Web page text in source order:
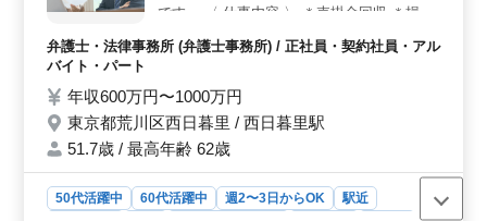
するための柔軟な対応も可能です。 ＜ベテラン層の
期待される一方で、若手スタッフの成長も重視されてい
ます。チーム全体での連携や知識の共有を通じて、若手
メンバーのスキルアップをサポートすることで、組織全
体の力を高めています。
です。 〈 仕事内容 〉 ＊売掛金回収 ＊損害
社経営上の諸問題 ＊顧問契約 〈 特徴 〉 ・
以上新規採用実績あり ・最寄り駅から徒歩1
分 担当事件は今までの経験を考慮します。
希望条件・待遇相談して下さい。若いスタッ
弁護士・法律事務所 (弁護士事務所) / 正社員・契約社員・アル
バイト・パート
年収600万円〜1000万円
東京都荒川区西日暮里 / 西日暮里駅
51.7歳 / 最高年齢 62歳
50代活躍中 60代活躍中 週2〜3日からOK
駅近